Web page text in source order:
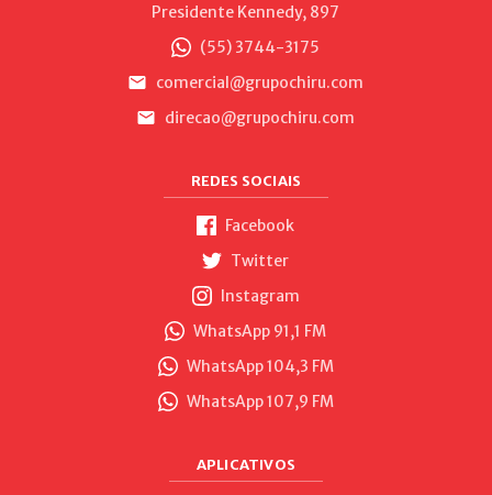
Presidente Kennedy, 897
(55) 3744-3175
comercial@grupochiru.com
direcao@grupochiru.com
REDES SOCIAIS
Facebook
Twitter
Instagram
WhatsApp 91,1 FM
WhatsApp 104,3 FM
WhatsApp 107,9 FM
APLICATIVOS